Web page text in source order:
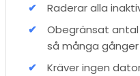
Raderar alla
Obegränsat
så många
Kräver ingen